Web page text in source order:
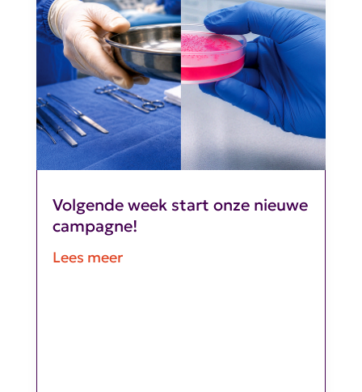
Volgende week start onze nieuwe
campagne!
Lees meer